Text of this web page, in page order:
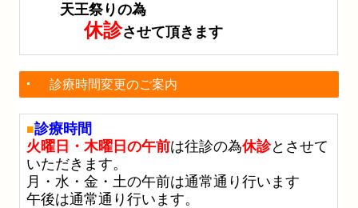
天王祭りの為
休診させて頂きます
診療時間変更のご案内
■診療時間
火曜日・木曜日の午前は往診の為休診とさせて
いただきます。
月・水・金・土の午前は通常通り行います
午後は通常通り行います。